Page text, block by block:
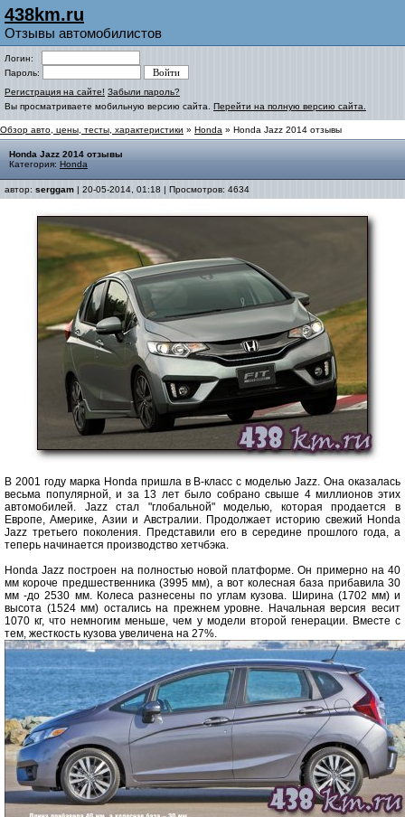
438km.ru
Отзывы автомобилистов
Логин:
Пароль:
Регистрация на сайте! Забыли пароль?
Вы просматриваете мобильную версию сайта. Перейти на полную версию сайта.
Обзор авто, цены, тесты, характеристики » Honda » Honda Jazz 2014 отзывы
Honda Jazz 2014 отзывы
Категория: Honda
автор: serggam | 20-05-2014, 01:18 | Просмотров: 4634
В 2001 году марка Honda пришла в В-класс с моделью Jazz. Она оказалась
весьма популярной, и за 13 лет было собрано свыше 4 миллионов этих
автомобилей. Jazz стал "глобальной" моделью, которая продается в
Европе, Америке, Азии и Австралии. Продолжает историю свежий Honda
Jazz третьего поколения. Представили его в середине прошлого года, а
теперь начинается производство хетчбэка.
Honda Jazz построен на полностью новой платформе. Он примерно на 40
мм короче предшественника (3995 мм), а вот колесная база прибавила 30
мм -до 2530 мм. Колеса разнесены по углам кузова. Ширина (1702 мм) и
высота (1524 мм) остались на прежнем уровне. Начальная версия весит
1070 кг, что немногим меньше, чем у модели второй генерации. Вместе с
тем, жесткость кузова увеличена на 27%.